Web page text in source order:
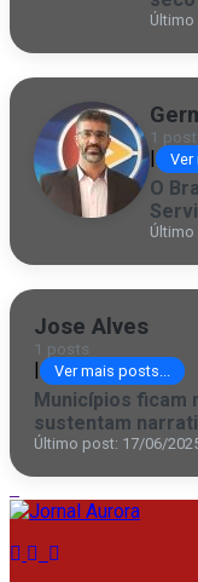
1
| Ver
O
Jose Alves
1 posts
| Ver mais posts...
Municípios ficam
sustentam
Último post: 17/06/